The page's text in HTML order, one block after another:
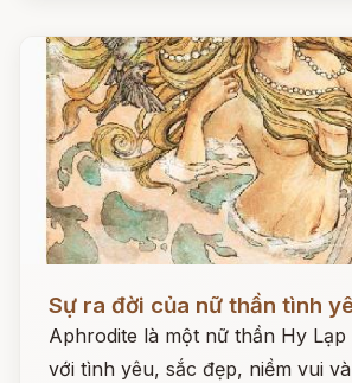
Sự ra đời của nữ thần tình
Aphrodite là một nữ thần Hy Lạp
với tình yêu, sắc đẹp, niềm vui